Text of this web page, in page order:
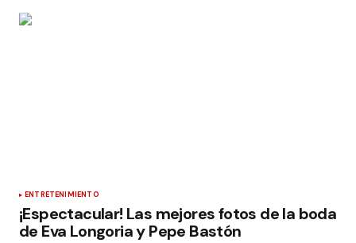
ENTRETENIMIENTO
¡Espectacular! Las mejores fotos de la boda
de Eva Longoria y Pepe Bastón